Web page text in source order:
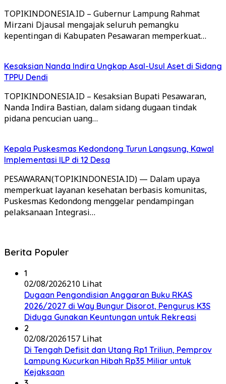
TOPIKINDONESIA.ID – Gubernur Lampung Rahmat
Mirzani Djausal mengajak seluruh pemangku
kepentingan di Kabupaten Pesawaran memperkuat…
Kesaksian Nanda Indira Ungkap Asal-Usul Aset di Sidang
TPPU Dendi
TOPIKINDONESIA.ID – Kesaksian Bupati Pesawaran,
Nanda Indira Bastian, dalam sidang dugaan tindak
pidana pencucian uang…
Kepala Puskesmas Kedondong Turun Langsung, Kawal
Implementasi ILP di 12 Desa
PESAWARAN(TOPIKINDONESIA.ID) — Dalam upaya
memperkuat layanan kesehatan berbasis komunitas,
Puskesmas Kedondong menggelar pendampingan
pelaksanaan Integrasi…
Berita Populer
1
02/08/2026210 Lihat
Dugaan Pengondisian Anggaran Buku RKAS
2026/2027 di Way Bungur Disorot, Pengurus K3S
Diduga Gunakan Keuntungan untuk Rekreasi
2
02/08/2026157 Lihat
Di Tengah Defisit dan Utang Rp1 Triliun, Pemprov
Lampung Kucurkan Hibah Rp35 Miliar untuk
Kejaksaan